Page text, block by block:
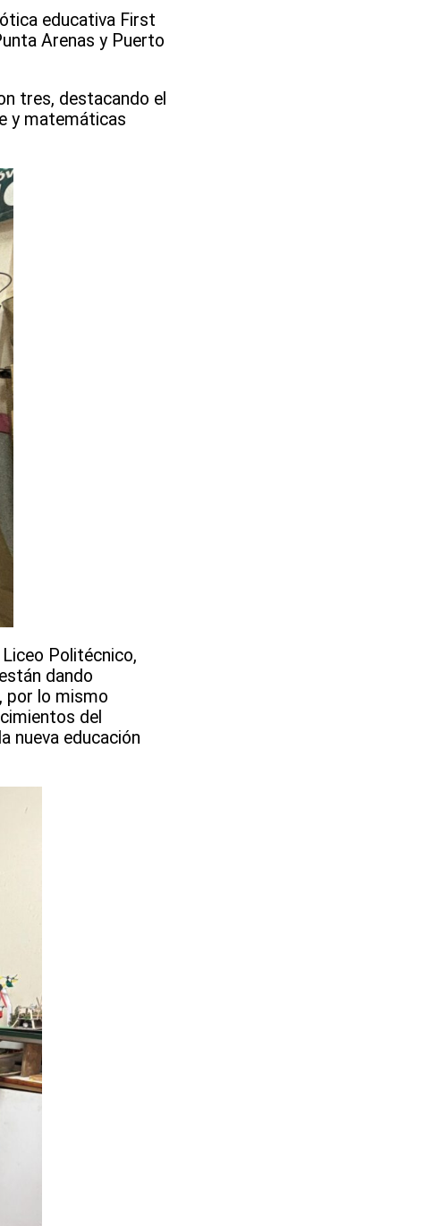
educativa First
Arenas y Puerto
tres, destacando el
y matemáticas
Politécnico,
dando
por lo mismo
del
nueva educación